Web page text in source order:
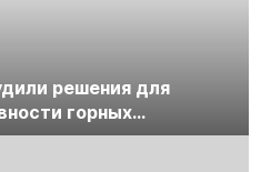
решения для
горных